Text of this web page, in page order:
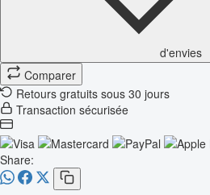
d'envies
Comparer
Retours gratuits sous 30 jours
Transaction sécurisée
Share: